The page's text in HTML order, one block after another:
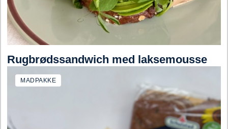
Rugbrøds­sandwich med laksemousse
MADPAKKE